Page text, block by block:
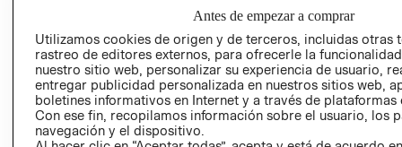
TRANSPARENCIA
Y ÉTICA (INGLÉS)
COMERCIO - SIC
PETICIONES
QUEJAS Y
RECLAMOS
Antes de empezar a comprar
Utilizamos cookies de origen y de terceros, incluidas otras
rastreo de editores externos, para ofrecerle la
nuestro sitio web, personalizar su experiencia de usuario,
entregar publicidad personalizada en nuestros sitios web,
boletines informativos en Internet y a través de plataformas
Con ese fin, recopilamos información sobre el usuario, los
navegación y el dispositivo.